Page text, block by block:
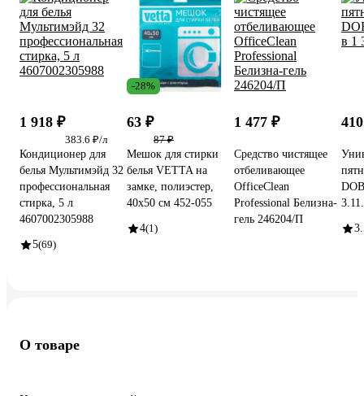
1 918 ₽
383.6 ₽/л
Кондиционер для
белья Мультимэйд 32
профессиональная
стирка, 5 л
4607002305988
5(69)
-28%
63 ₽
87 ₽
Мешок для стирки
белья VETTA на
замке, полиэстер,
40x50 см 452-055
4(1)
1 477 ₽
Средство чистящее
отбеливающее
OfficeClean
Professional Белизна-
гель 246204/П
О товаре